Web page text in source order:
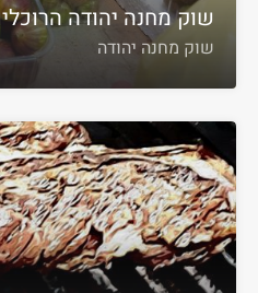
שוק מחנה יהודה
שוק מחנה יהודה